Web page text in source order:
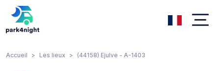
Accueil Les lieux (44158) Ejulve - A-1403